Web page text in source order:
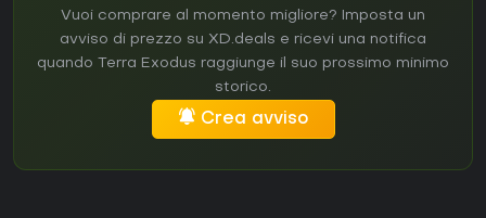
Vuoi comprare al momento migliore? Imposta un
avviso di prezzo su XD.deals e ricevi una notifica
quando Terra Exodus raggiunge il suo prossimo minimo
storico.
Crea avviso